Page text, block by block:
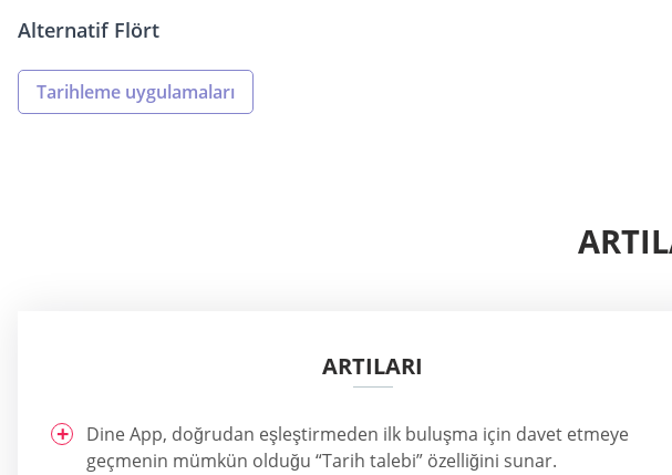
Alternatif Flört
Tarihleme uygulamaları
ARTILARI
Dine App, doğrudan eşleştirmeden ilk buluşma için davet etmeye
geçmenin mümkün olduğu “Tarih talebi” özelliğini sunar.